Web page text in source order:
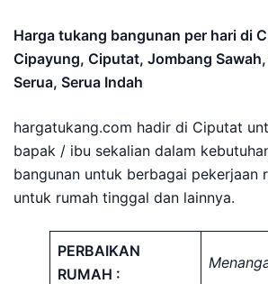
Harga tukang bangunan per hari di
Cipayung, Ciputat, Jombang Sawah,
Serua, Serua Indah
hargatukang.com hadir di Ciputat
bapak / ibu sekalian dalam
bangunan untuk berbagai pekerjaan
untuk rumah tinggal dan lainnya.
PERBAIKAN
RUMAH :